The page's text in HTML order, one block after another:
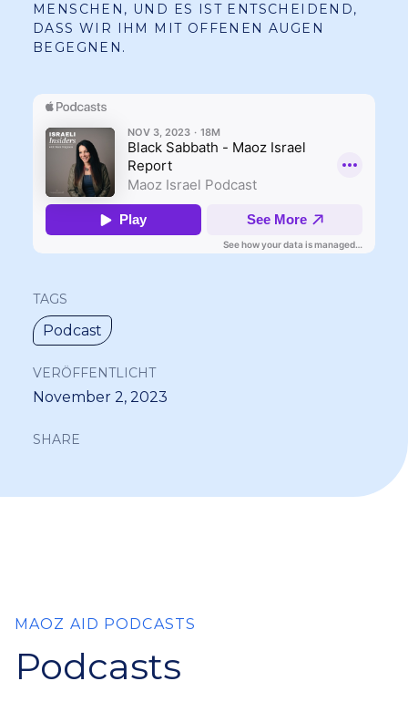
MENSCHEN, UND ES IST ENTSCHEIDEND,
DASS WIR IHM MIT OFFENEN AUGEN
BEGEGNEN.
TAGS
Podcast
VERÖFFENTLICHT
November 2, 2023
SHARE
MAOZ AID PODCASTS
Podcasts